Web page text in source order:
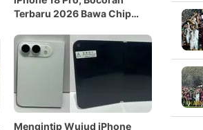
Terbaru 2026 Bawa Chip
Mengintip Wujud iPhone